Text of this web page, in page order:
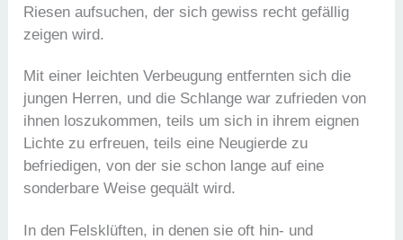
Riesen aufsuchen, der sich gewiss recht gefällig
zeigen wird.
Mit einer leichten Verbeugung entfernten sich die
jungen Herren, und die Schlange war zufrieden von
ihnen loszukommen, teils um sich in ihrem eignen
Lichte zu erfreuen, teils eine Neugierde zu
befriedigen, von der sie schon lange auf eine
sonderbare Weise gequält wird.
In den Felsklüften, in denen sie oft hin- und